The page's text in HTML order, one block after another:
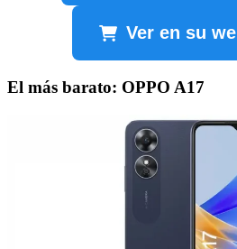
Ver en su
El más barato: OPPO A17